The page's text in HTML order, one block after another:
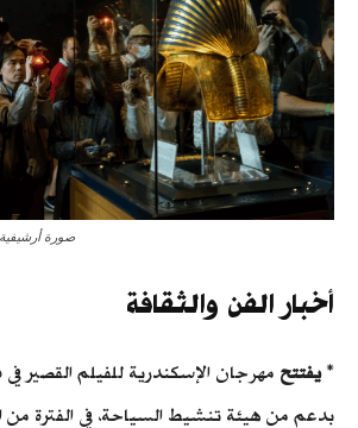
صورة
أخبار الفن والثقافة
*يفتتح مهرجان الإسكندرية للفيلم القصير